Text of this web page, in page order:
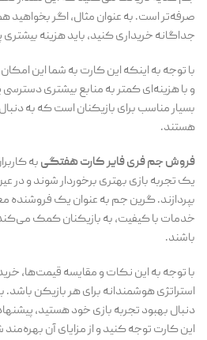
صرفه‌تر است. به عنوان مثال، اگر بخواهید
جداگانه خریداری کنید، باید هزینه
با توجه به اینکه این کارت به شما این
و با هزینه‌ای کمتر به منابع بیشتری دسترسی
بسیار مناسب برای بازیکنان است که به
هستند.
فروش جم فری فایر کارت هفتگیبه
یک تجربه بازی بهتری برخوردار شوند و در
بپردازند. گرین جم به عنوان یک فروشنده
خدمات با کیفیت، به بازیکنان کمک می‌کند
باشند.
با توجه به این نکات و مقایسه قیمت‌ها،
استراتژی هوشمندانه برای هر بازیکن
دنبال بهبود تجربه بازی خود هستید،
این کارت توجه کنید و از مزایای آن